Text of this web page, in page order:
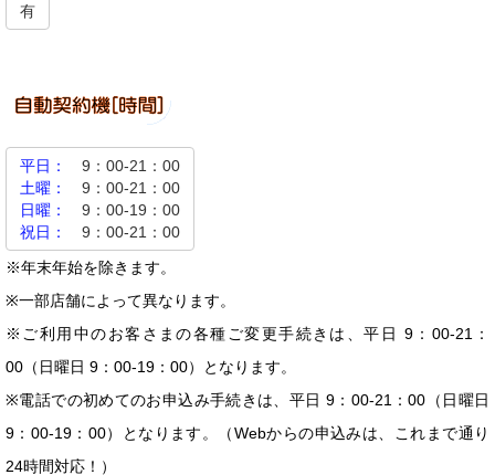
有
平日：
9：00-21：00
土曜：
9：00-21：00
日曜：
9：00-19：00
祝日：
9：00-21：00
※年末年始を除きます。
※一部店舗によって異なります。
※ご利用中のお客さまの各種ご変更手続きは、平日 9：00-21：
00（日曜日 9：00-19：00）となります。
※電話での初めてのお申込み手続きは、平日 9：00-21：00（日曜日
9：00-19：00）となります。（Webからの申込みは、これまで通り
24時間対応！）